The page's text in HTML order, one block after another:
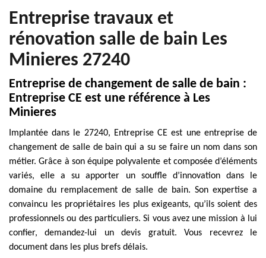
Entreprise travaux et
rénovation salle de bain Les
Minieres 27240
Entreprise de changement de salle de bain :
Entreprise CE est une référence à Les
Minieres
Implantée dans le 27240, Entreprise CE est une entreprise de
changement de salle de bain qui a su se faire un nom dans son
métier. Grâce à son équipe polyvalente et composée d’éléments
variés, elle a su apporter un souffle d’innovation dans le
domaine du remplacement de salle de bain. Son expertise a
convaincu les propriétaires les plus exigeants, qu’ils soient des
professionnels ou des particuliers. Si vous avez une mission à lui
confier, demandez-lui un devis gratuit. Vous recevrez le
document dans les plus brefs délais.